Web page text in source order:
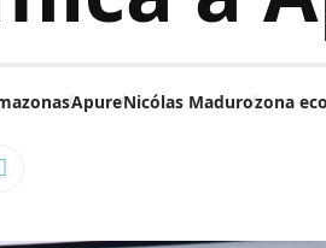
ApureNicólas Madurozona